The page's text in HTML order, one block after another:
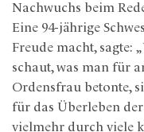
Nachwuchs beim
Eine 94-jährige
Freude macht, sagte:
schaut, was man für
Ordensfrau betonte,
für das Überleben
vielmehr durch viele